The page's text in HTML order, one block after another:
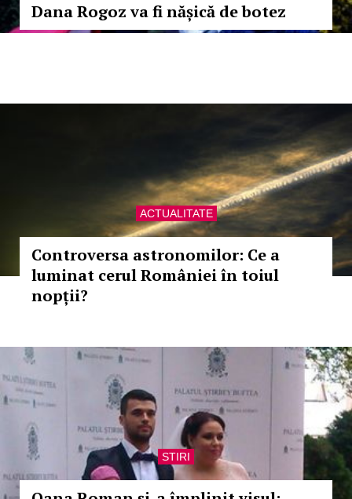
Dana Rogoz va fi nășică de botez
ACTUALITATE
Controversa astronomilor: Ce a
luminat cerul României în toiul
nopții?
STIRI